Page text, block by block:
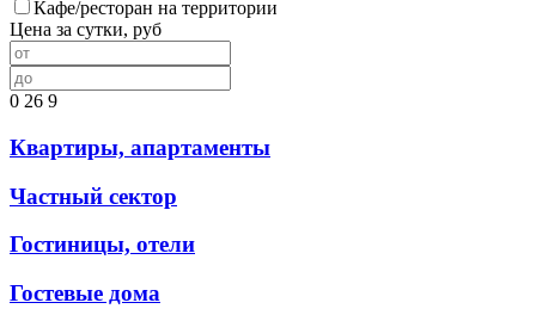
Кафе/ресторан на территории
Цена за сутки, руб
0 26 9
Квартиры, апартаменты
Частный сектор
Гостиницы, отели
Гостевые дома